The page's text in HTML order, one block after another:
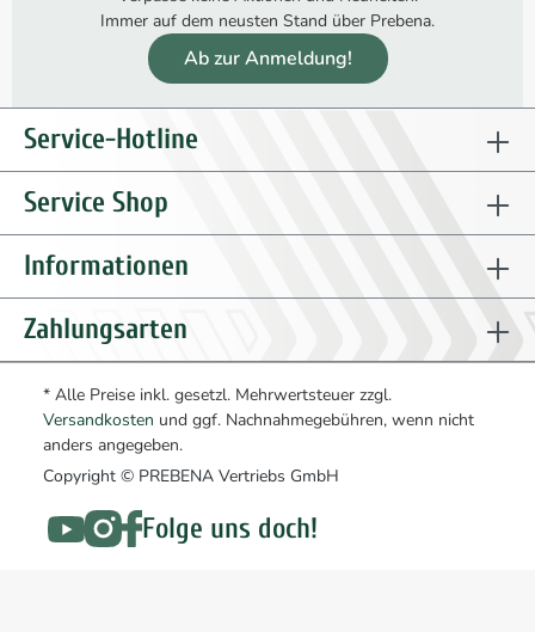
Immer auf dem neusten Stand über Prebena.
Ab zur Anmeldung!
Service-Hotline
Service Shop
Informationen
Zahlungsarten
* Alle Preise inkl. gesetzl. Mehrwertsteuer zzgl.
Versandkosten und ggf. Nachnahmegebühren, wenn nicht
anders angegeben.
Copyright © PREBENA Vertriebs GmbH
Folge uns doch!